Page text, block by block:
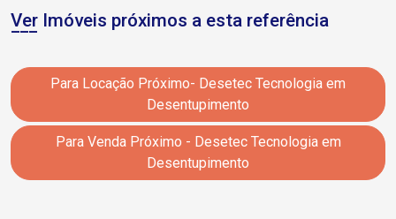
Ver Imóveis próximos a esta referência
Para Locação Próximo- Desetec Tecnologia em
Desentupimento
Para Venda Próximo - Desetec Tecnologia em
Desentupimento